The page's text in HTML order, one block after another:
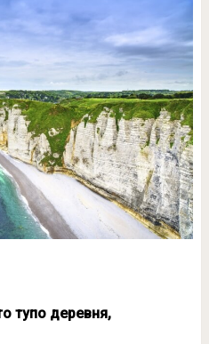
тупо деревня,